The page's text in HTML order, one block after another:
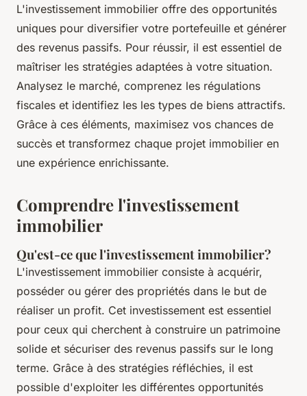
L'investissement immobilier offre des opportunités
uniques pour diversifier votre portefeuille et générer
des revenus passifs. Pour réussir, il est essentiel de
maîtriser les stratégies adaptées à votre situation.
Analysez le marché, comprenez les régulations
fiscales et identifiez les les types de biens attractifs.
Grâce à ces éléments, maximisez vos chances de
succès et transformez chaque projet immobilier en
une expérience enrichissante.
Comprendre l'investissement
immobilier
Qu'est-ce que l'investissement immobilier?
L'investissement immobilier consiste à acquérir,
posséder ou gérer des propriétés dans le but de
réaliser un profit. Cet investissement est essentiel
pour ceux qui cherchent à construire un patrimoine
solide et sécuriser des revenus passifs sur le long
terme. Grâce à des stratégies réfléchies, il est
possible d'exploiter les différentes opportunités